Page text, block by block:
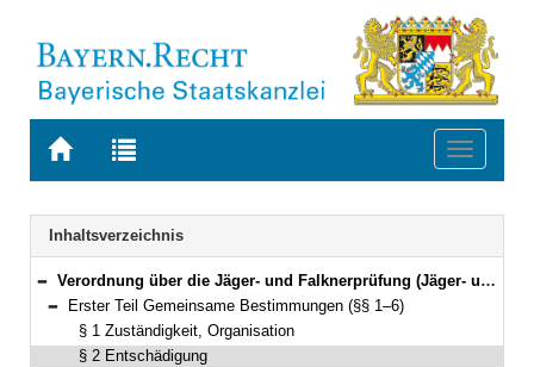
Zur
BAYERN.RECHT
Zur
letzten
Suche
Toggle
Navigation
Inhaltsverzeichnis
Bereich reduzieren
Verordnung über die Jäger- und Falknerprüfung (Jäger- und Falknerprüfungsordnung – JFPO) Vom 22. Januar 2007 (GVBl. S. 59) BayRS 792-7-W (§§ 1–20)
Bereich reduzieren
Erster Teil Gemeinsame Bestimmungen (§§ 1–6)
§ 1 Zuständigkeit, Organisation
§ 2 Entschädigung